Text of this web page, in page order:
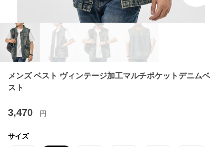
メンズ ベスト ヴィンテージ加工マルチポケットデニムベ
スト
3,470 円
サイズ